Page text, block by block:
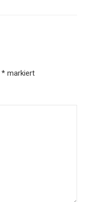
* markiert